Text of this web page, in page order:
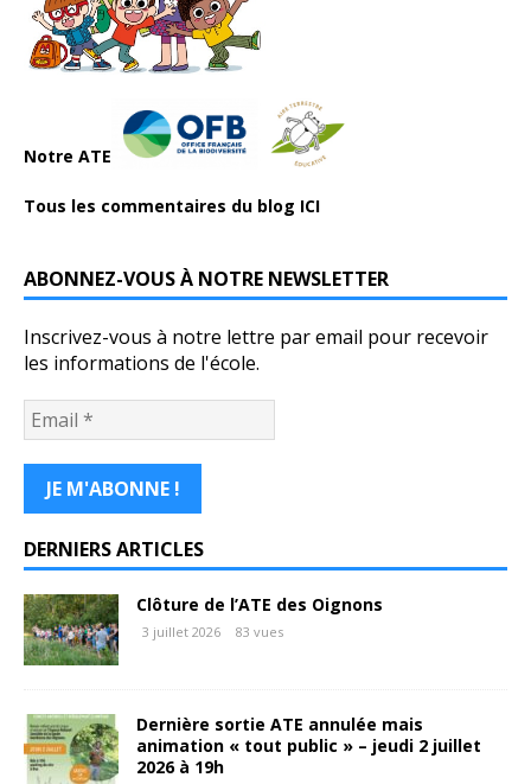
Notre ATE
Tous les commentaires du blog ICI
ABONNEZ-VOUS À NOTRE NEWSLETTER
Inscrivez-vous à notre lettre par email pour recevoir
les informations de l'école.
DERNIERS ARTICLES
Clôture de l’ATE des Oignons
3 juillet 2026 83 vues
Dernière sortie ATE annulée mais
animation « tout public » – jeudi 2 juillet
2026 à 19h